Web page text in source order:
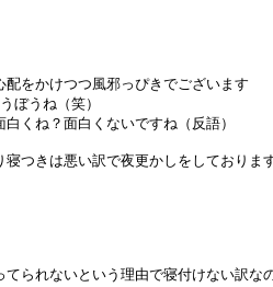
をかけつつ風邪っぴきでございます
（笑）
くね？面白くないですね（反語）
つきは悪い訳で夜更かしをしておりま
てられないという理由で寝付けない訳な